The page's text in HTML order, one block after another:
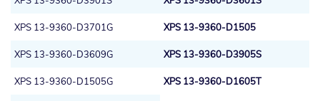
XPS 13-9360-D3701G XPS 13-9360-D1505
XPS 13-9360-D3609G XPS 13-9360-D3905S
XPS 13-9360-D1505G XPS 13-9360-D1605T